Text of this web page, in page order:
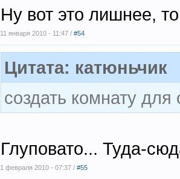
Ну вот это лишнее,
11 января 2010 - 11:47 / #54
Цитата: катюньчик
создать комнату
Глуповато... Туда-
1 февраля 2010 - 07:37 / #55